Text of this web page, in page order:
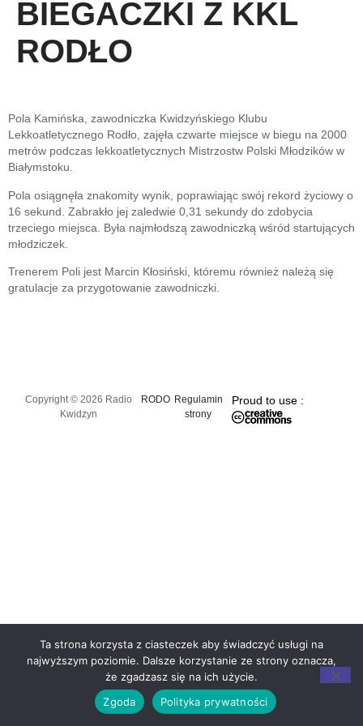
BIEGACZKI Z KKL
RODŁO
Pola Kamińska, zawodniczka Kwidzyńskiego Klubu
Lekkoatletycznego Rodło, zajęła czwarte miejsce w biegu na 2000
metrów podczas lekkoatletycznych Mistrzostw Polski Młodzików w
Białymstoku.
Pola osiągnęła znakomity wynik, poprawiając swój rekord życiowy o
16 sekund. Zabrakło jej zaledwie 0,31 sekundy do zdobycia
trzeciego miejsca. Była najmłodszą zawodniczką wśród startujących
młodziczek.
Trenerem Poli jest Marcin Kłosiński, któremu również należą się
gratulacje za przygotowanie zawodniczki.
Copyright © 2026 Radio
Kwidzyn
RODO Regulamin
strony
Proud to use :
Ta strona korzysta z ciasteczek aby świadczyć usługi na
najwyższym poziomie. Dalsze korzystanie ze strony oznacza,
że zgadzasz się na ich użycie.
Zgoda
Polityka prywatności